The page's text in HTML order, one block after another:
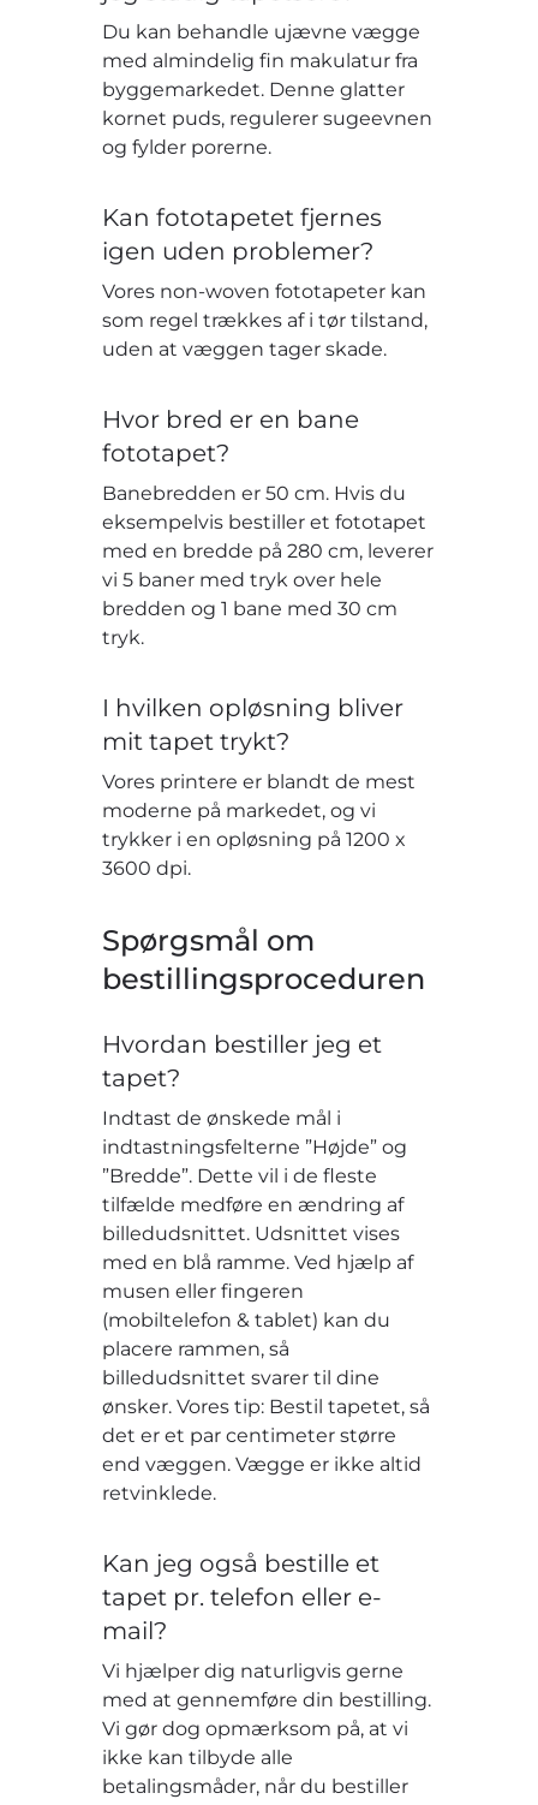
Du kan behandle ujævne vægge
med almindelig fin makulatur fra
byggemarkedet. Denne glatter
kornet puds, regulerer sugeevnen
og fylder porerne.
Kan fototapetet fjernes
igen uden problemer?
Vores non-woven fototapeter kan
som regel trækkes af i tør tilstand,
uden at væggen tager skade.
Hvor bred er en bane
fototapet?
Banebredden er 50 cm. Hvis du
eksempelvis bestiller et fototapet
med en bredde på 280 cm, leverer
vi 5 baner med tryk over hele
bredden og 1 bane med 30 cm
tryk.
I hvilken opløsning bliver
mit tapet trykt?
Vores printere er blandt de mest
moderne på markedet, og vi
trykker i en opløsning på 1200 x
3600 dpi.
Spørgsmål om
bestillingsproceduren
Hvordan bestiller jeg et
tapet?
Indtast de ønskede mål i
indtastningsfelterne ”Højde” og
”Bredde”. Dette vil i de fleste
tilfælde medføre en ændring af
billedudsnittet. Udsnittet vises
med en blå ramme. Ved hjælp af
musen eller fingeren
(mobiltelefon & tablet) kan du
placere rammen, så
billedudsnittet svarer til dine
ønsker. Vores tip: Bestil tapetet, så
det er et par centimeter større
end væggen. Vægge er ikke altid
retvinklede.
Kan jeg også bestille et
tapet pr. telefon eller e-
mail?
Vi hjælper dig naturligvis gerne
med at gennemføre din bestilling.
Vi gør dog opmærksom på, at vi
ikke kan tilbyde alle
betalingsmåder, når du bestiller